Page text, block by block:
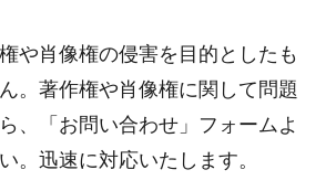
や肖像権の侵害を目的としたも
。著作権や肖像権に関して問題
、「お問い合わせ」フォームよ
。迅速に対応いたします。